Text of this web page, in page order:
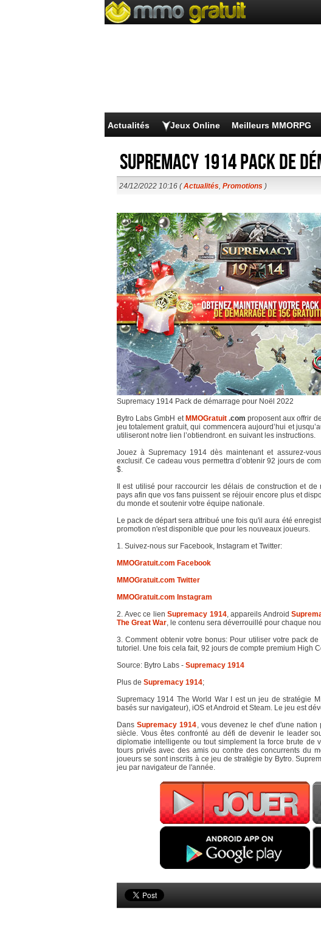
Actualités Jeux Online Meilleurs MMORPG
Supremacy 1914 Pack de
24/12/2022 10:16 (Actualités, Promotions )
Supremacy 1914 Pack de démarrage pour Noël 2022
Bytro Labs GmbH et MMOGratuit.com proposent aux offrir
jeu totalement gratuit, qui commencera aujourd’hui et
utiliseront notre lien l’obtiendront. en suivant les instructions.
Jouez à Supremacy 1914 dès maintenant et assurez-
exclusif. Ce cadeau vous permettra d’obtenir 92 jours de
$.
Il est utilisé pour raccourcir les délais de construction et
pays afin que vos fans puissent se réjouir encore plus et
du monde et soutenir votre équipe nationale.
Le pack de départ sera attribué une fois qu'il aura été
promotion n'est disponible que pour les nouveaux joueurs.
1. Suivez-nous sur Facebook, Instagram et Twitter:
MMOGratuit.com Facebook
MMOGratuit.com Twitter
MMOGratuit.com Instagram
2. Avec ce lienSupremacy 1914, appareils Android
The Great War, le contenu sera déverrouillé pour chaque
3. Comment obtenir votre bonus: Pour utiliser votre pack
tutoriel. Une fois cela fait, 92 jours de compte premium High
Source: Bytro Labs - Supremacy 1914
Plus de Supremacy 1914;
Supremacy 1914 The World War I est un jeu de stratégie
basés sur navigateur), iOS et Android et Steam. Le jeu est
DansSupremacy 1914, vous devenez le chef d'une
siècle. Vous êtes confronté au défi de devenir le leader
diplomatie intelligente ou tout simplement la force brute de
tours privés avec des amis ou contre des concurrents du
joueurs se sont inscrits à ce jeu de stratégie by Bytro.
jeu par navigateur de l'année.